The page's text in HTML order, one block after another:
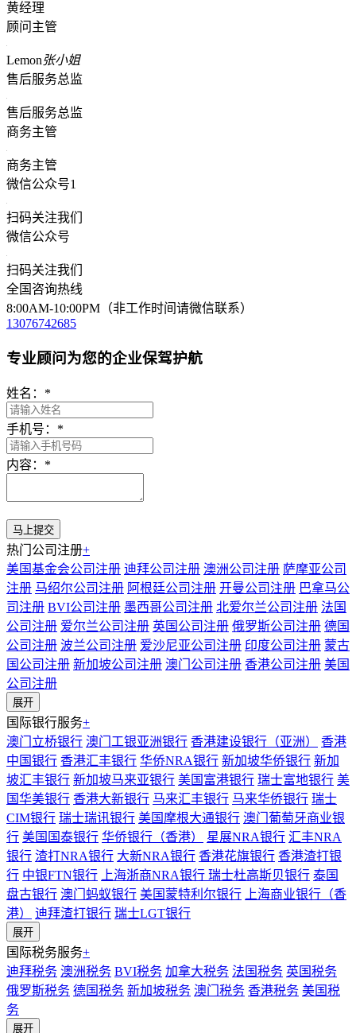
黄经理
顾问主管
Lemon张小姐
售后服务总监
售后服务总监
商务主管
商务主管
微信公众号1
扫码关注我们
微信公众号
扫码关注我们
全国咨询热线
8:00AM-10:00PM（非工作时间请微信联系）
13076742685
专业顾问为您的企业保驾护航
姓名： *
手机号： *
内容： *
热门公司注册+
美国基金会公司注册 迪拜公司注册 澳洲公司注册 萨摩亚公司
注册 马绍尔公司注册 阿根廷公司注册 开曼公司注册 巴拿马公
司注册 BVI公司注册 墨西哥公司注册 北爱尔兰公司注册 法国
公司注册 爱尔兰公司注册 英国公司注册 俄罗斯公司注册 德国
公司注册 波兰公司注册 爱沙尼亚公司注册 印度公司注册 蒙古
国公司注册 新加坡公司注册 澳门公司注册 香港公司注册 美国
公司注册
展开
国际银行服务+
澳门立桥银行 澳门工银亚洲银行 香港建设银行（亚洲）
香港
中国银行 香港汇丰银行 华侨NRA银行 新加坡华侨银行 新加
坡汇丰银行 新加坡马来亚银行 美国富港银行 瑞士富地银行 美
国华美银行 香港大新银行 马来汇丰银行 马来华侨银行 瑞士
CIM银行 瑞士瑞讯银行 美国摩根大通银行 澳门葡萄牙商业银
行 美国国泰银行 华侨银行（香港） 星展NRA银行 汇丰NRA
银行 渣打NRA银行 大新NRA银行 香港花旗银行 香港渣打银
行 中银FTN银行 上海浙商NRA银行 瑞士杜高斯贝银行 泰国
盘古银行 澳门蚂蚁银行 美国蒙特利尔银行
上海商业银行（香
港）
迪拜渣打银行 瑞士LGT银行
展开
国际税务服务+
迪拜税务 澳洲税务 BVI税务 加拿大税务 法国税务 英国税务
俄罗斯税务 德国税务 新加坡税务 澳门税务 香港税务 美国税
务
展开